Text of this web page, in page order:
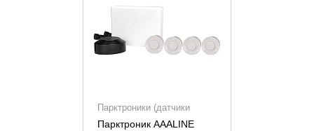
Парктроники (датчики
парковки)
Парктроник AAALINE